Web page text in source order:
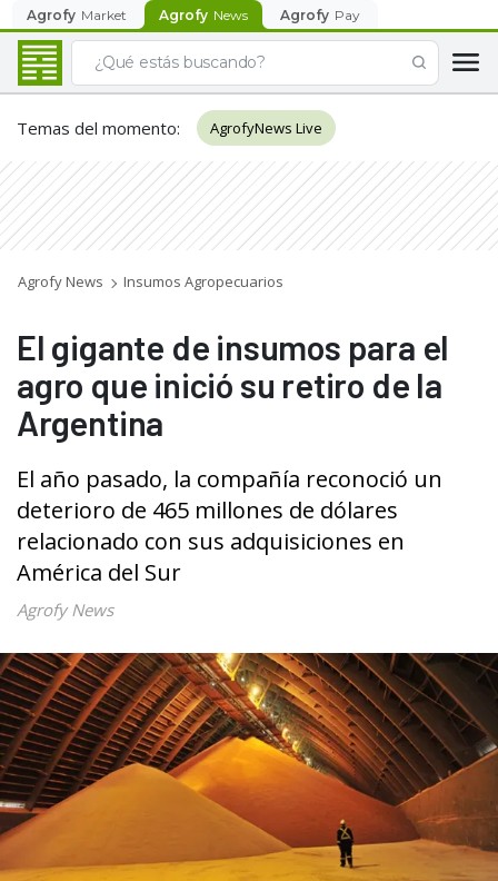
Agrofy Market Agrofy News Agrofy Pay
Temas del momento: AgrofyNews Live
Agrofy News Insumos Agropecuarios
El gigante de insumos para el
agro que inició su retiro de la
Argentina
El año pasado, la compañía reconoció un
deterioro de 465 millones de dólares
relacionado con sus adquisiciones en
América del Sur
Agrofy News